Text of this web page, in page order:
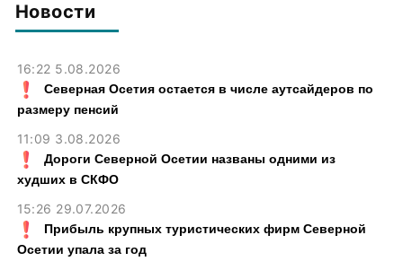
Новости
16:22 5.08.2026
Северная Осетия остается в числе аутсайдеров по
размеру пенсий
11:09 3.08.2026
Дороги Северной Осетии названы одними из
худших в СКФО
15:26 29.07.2026
Прибыль крупных туристических фирм Северной
Осетии упала за год